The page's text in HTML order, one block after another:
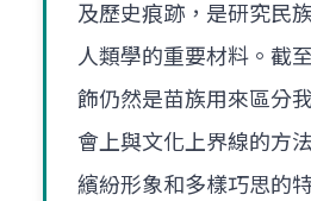
及歷史痕跡，是研究民
人類學的重要材料。截
飾仍然是苗族用來區分
會上與文化上界線的方
繽紛形象和多樣巧思的